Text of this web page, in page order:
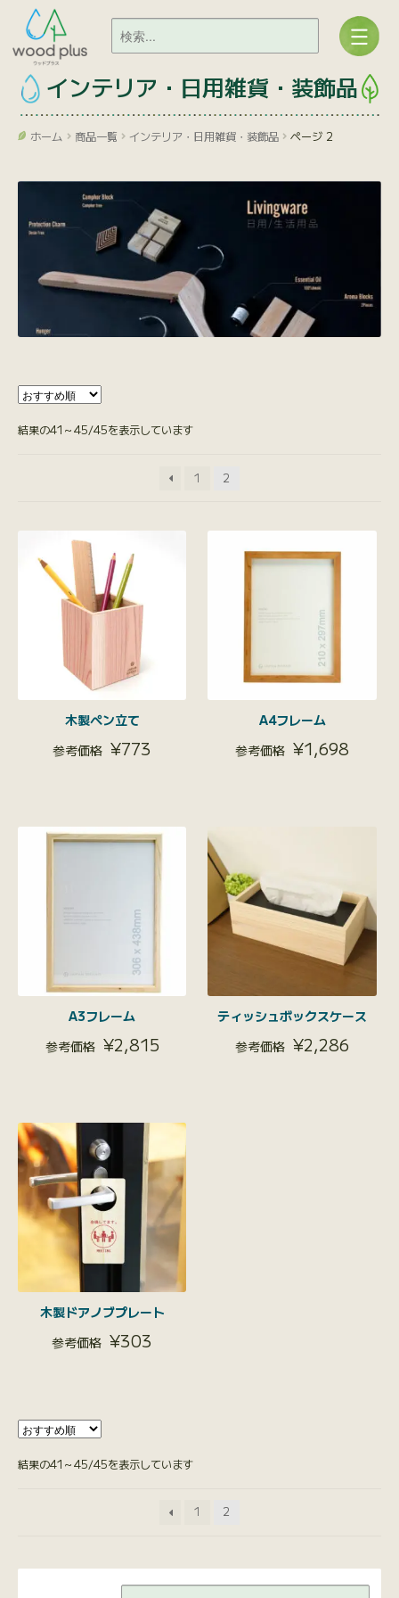
インテリア・日用雑貨・装飾品
ホーム 商品一覧 インテリア・日用雑貨・装飾品 ページ 2
結果の41～45/45を表示しています
1 2
木製ペン立て
¥773
A4フレーム
¥1,698
A3フレーム
¥2,815
ティッシュボックスケース
¥2,286
木製ドアノブプレート
¥303
結果の41～45/45を表示しています
1 2